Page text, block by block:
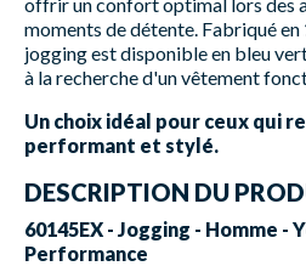
moments de détente. Fabriqué en
jogging est disponible en bleu
à la recherche d'un vêtement
Un choix idéal pour ceux qui
performant et stylé.
DESCRIPTION DU
60145EX - Jogging - Homme -
Performance